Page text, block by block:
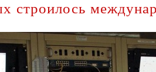
строилось